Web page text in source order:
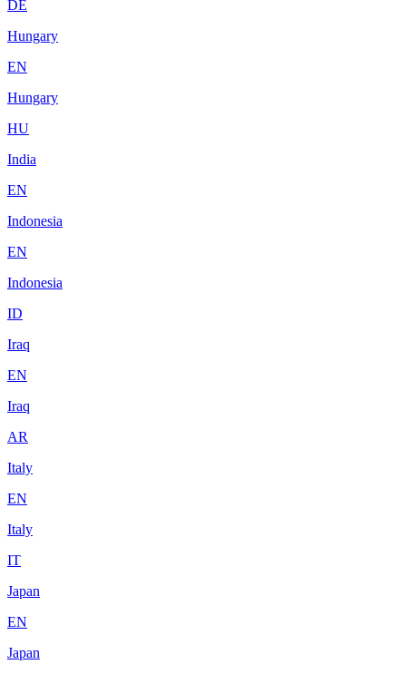
DE
Hungary
EN
Hungary
HU
India
EN
Indonesia
EN
Indonesia
ID
Iraq
EN
Iraq
AR
Italy
EN
Italy
IT
Japan
EN
Japan